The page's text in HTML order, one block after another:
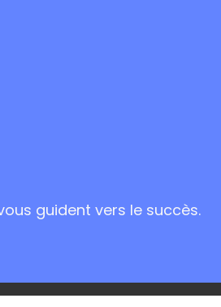
guident vers le succès.